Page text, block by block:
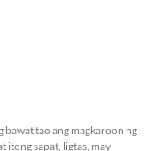
bawat tao ang magkaroon ng
itong sapat, ligtas, may